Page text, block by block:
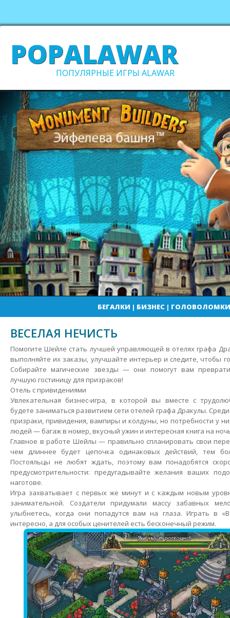
POPALAWAR
ПОПУЛЯРНЫЕ ИГРЫ ALAWAR
БЕГАЛКИ | БИЗНЕС| ГОЛОВОЛОМКИ
ВЕСЕЛАЯ НЕЧИСТЬ
Помогите Шейле стать лучшей управляющей в отелях графа
выполняйте их заказы, улучшайте интерьер и следите, чтобы
Собирайте магические звезды — они помогут вам
лучшую гостиницу для призраков!
Отель с привидениями
Увлекательная бизнес-игра, в которой вы вместе с
будете заниматься развитием сети отелей графа Дракулы.
призраки, привидения, вампиры и колдуны, но потребности у
людей — багаж в номер, вкусный ужин и интересная книга на
Главное в работе Шейлы — правильно спланировать свои
чем длиннее будет цепочка одинаковых действий, тем
Постояльцы не любят ждать, поэтому вам понадобятся
предусмотрительности: предугадывайте желания ваших
наготове.
Игра захватывает с первых же минут и с каждым новым
занимательной. Создатели придумали массу забавных
улыбнетесь, когда они попадутся вам на глаза. Играть в
интересно, а для особых ценителей есть бесконечный режим.